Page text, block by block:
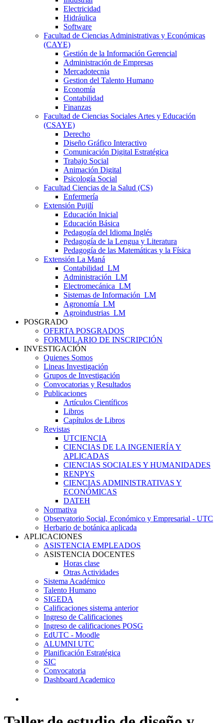
Electricidad
Hidráulica
Software
Facultad de Ciencias Administrativas y Económicas
(CAYE)
Gestión de la Información Gerencial
Administración de Empresas
Mercadotecnia
Gestion del Talento Humano
Economía
Contabilidad
Finanzas
Facultad de Ciencias Sociales Artes y Educación
(CSAYE)
Derecho
Diseño Gráfico Interactivo
Comunicación Digital Estratégica
Trabajo Social
Animación Digital
Psicología Social
Facultad Ciencias de la Salud (CS)
Enfermería
Extensión Pujilí
Educación Inicial
Educación Básica
Pedagogía del Idioma Inglés
Pedagogía de la Lengua y Literatura
Pedagogía de las Matemáticas y la Física
Extensión La Maná
Contabilidad_LM
Administración_LM
Electromecánica_LM
Sistemas de Información_LM
Agronomía_LM
Agroindustrias_LM
POSGRADO
OFERTA POSGRADOS
FORMULARIO DE INSCRIPCIÓN
INVESTIGACIÓN
Quienes Somos
Lineas Investigación
Grupos de Investigación
Convocatorias y Resultados
Publicaciones
Artículos Científicos
Libros
Capítulos de Libros
Revistas
UTCIENCIA
CIENCIAS DE LA INGENIERÍA Y
APLICADAS
CIENCIAS SOCIALES Y HUMANIDADES
RENPYS
CIENCIAS ADMINISTRATIVAS Y
ECONÓMICAS
DATEH
Normativa
Observatorio Social, Económico y Empresarial - UTC
Herbario de botánica aplicada
APLICACIONES
ASISTENCIA EMPLEADOS
ASISTENCIA DOCENTES
Horas clase
Otras Actividades
Sistema Académico
Talento Humano
SIGEDA
Calificaciones sistema anterior
Ingreso de Calificaciones
Ingreso de calificaciones POSG
EdUTC - Moodle
ALUMNI UTC
Planificación Estratégica
SIC
Convocatoria
Dashboard Academico